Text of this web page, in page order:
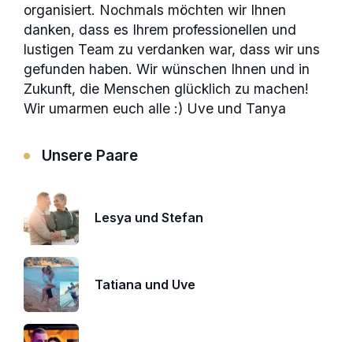
organisiert. Nochmals möchten wir Ihnen
danken, dass es Ihrem professionellen und
lustigen Team zu verdanken war, dass wir uns
gefunden haben. Wir wünschen Ihnen und in
Zukunft, die Menschen glücklich zu machen!
Wir umarmen euch alle :) Uve und Tanya
Unsere Paare
Lesya und Stefan
Tatiana und Uve